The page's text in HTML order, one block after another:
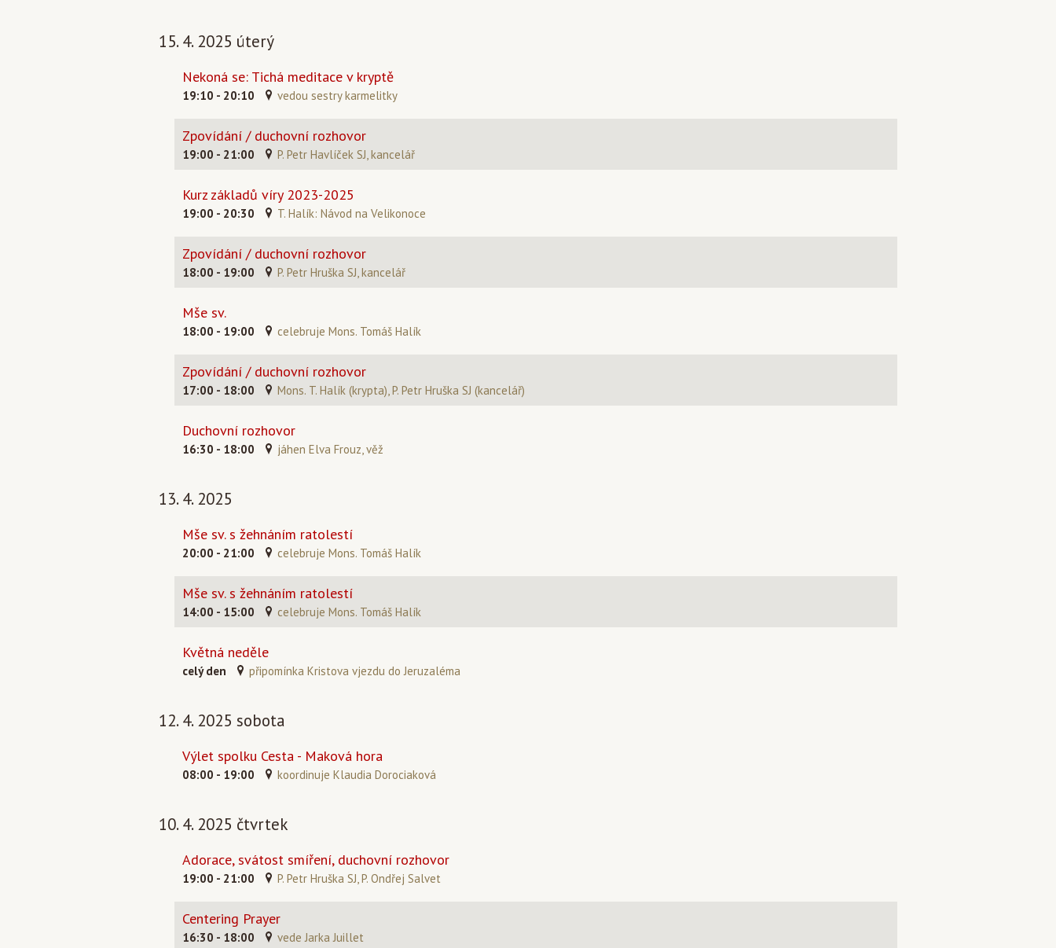
15. 4. 2025 úterý
Nekoná se: Tichá meditace v kryptě
19:10 - 20:10 vedou sestry karmelitky
Zpovídání / duchovní rozhovor
19:00 - 21:00 P. Petr Havlíček SJ, kancelář
Kurz základů víry 2023-2025
19:00 - 20:30 T. Halík: Návod na Velikonoce
Zpovídání / duchovní rozhovor
18:00 - 19:00 P. Petr Hruška SJ, kancelář
Mše sv.
18:00 - 19:00 celebruje Mons. Tomáš Halík
Zpovídání / duchovní rozhovor
17:00 - 18:00 Mons. T. Halík (krypta), P. Petr Hruška SJ (kancelář)
Duchovní rozhovor
16:30 - 18:00 jáhen Elva Frouz, věž
13. 4. 2025
Mše sv. s žehnáním ratolestí
20:00 - 21:00 celebruje Mons. Tomáš Halík
Mše sv. s žehnáním ratolestí
14:00 - 15:00 celebruje Mons. Tomáš Halík
Květná neděle
celý den připomínka Kristova vjezdu do Jeruzaléma
12. 4. 2025 sobota
Výlet spolku Cesta - Maková hora
08:00 - 19:00 koordinuje Klaudia Dorociaková
10. 4. 2025 čtvrtek
Adorace, svátost smíření, duchovní rozhovor
19:00 - 21:00 P. Petr Hruška SJ, P. Ondřej Salvet
Centering Prayer
16:30 - 18:00 vede Jarka Juillet